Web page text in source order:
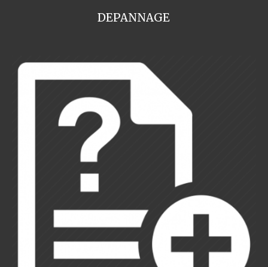
DEPANNAGE